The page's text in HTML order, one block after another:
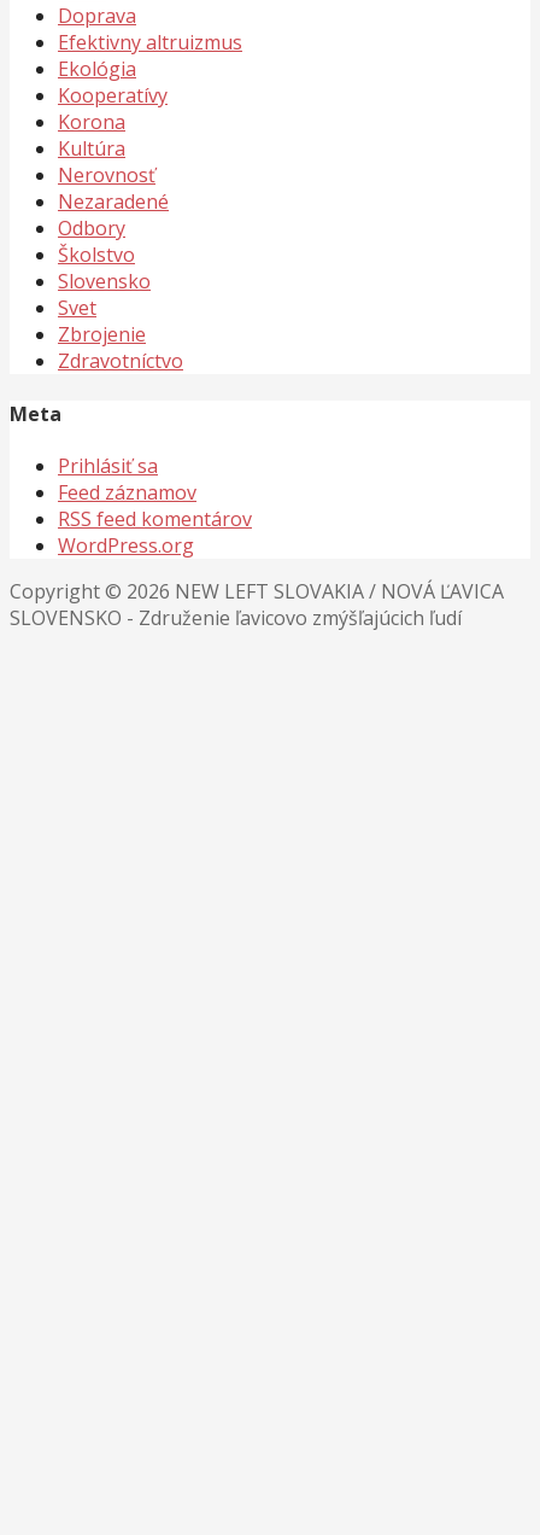
Doprava
Efektivny altruizmus
Ekológia
Kooperatívy
Korona
Kultúra
Nerovnosť
Nezaradené
Odbory
Školstvo
Slovensko
Svet
Zbrojenie
Zdravotníctvo
Meta
Prihlásiť sa
Feed záznamov
RSS feed komentárov
WordPress.org
Copyright © 2026 NEW LEFT SLOVAKIA / NOVÁ ĽAVICA
SLOVENSKO - Združenie ľavicovo zmýšľajúcich ľudí